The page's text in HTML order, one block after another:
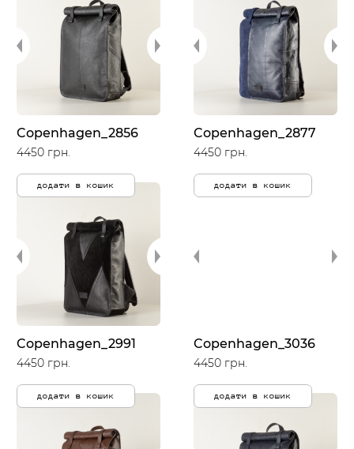
Copenhagen_2856
4450 грн.
додати в кошик
Copenhagen_2877
4450 грн.
додати в кошик
Copenhagen_2991
4450 грн.
додати в кошик
Copenhagen_3036
4450 грн.
додати в кошик